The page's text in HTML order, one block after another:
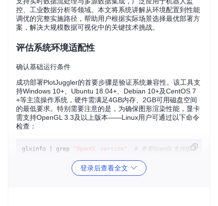
控、工业数据分析等领域。本文将系统讲解从环境配置到性能
调优的完整实施路径，帮助用户根据实际场景选择最优部署方
案，解决大规模数据可视化中的关键技术挑战。
评估系统环境适配性
确认基础运行条件
成功部署PlotJuggler的首要步骤是验证系统兼容性。该工具支
持Windows 10+、Ubuntu 18.04+、Debian 10+及CentOS 7
+等主流操作系统，硬件需满足4GB内存、2GB可用磁盘空间
的最低要求。特别需要注意的是，为确保图形渲染性能，显卡
需支持OpenGL 3.3及以上版本——Linux用户可通过以下命令
检查：
glxinfo | grep "OpenGL version" # 查看OpenGL支持版本
不同部署方式对系统环境有差异化要求：
登录后查看全文